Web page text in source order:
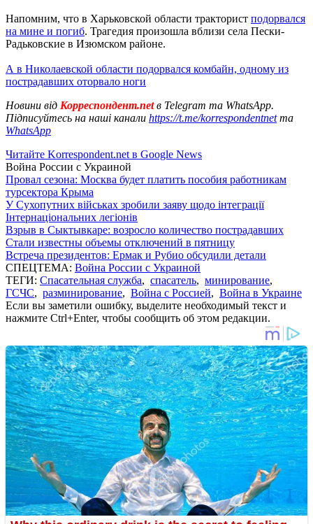
Напомним, что в Харьковской области тракторист подорвался
на мине и погиб. Трагедия произошла вблизи села Пески-
Радьковские в Изюмском районе.
А в Николаевской области подорвался комбайн, одному из
пострадавших оторвало ноги
Новини від Корреспондент.netв Telegram та WhatsApp.
Підписуйтесь на наші канали https://t.me/korrespondentnetта
WhatsApp
Читайте Korrespondent.net в Google News
Война России с Украиной
Провал сезона: Москва будет платить пособия работникам
турсектора Крыма
У Сухопутних військах зробили заяву щодо інтеграції
Інтернаціональних легіонів
Взрыв в Сыктывкаре: возросло количество пострадавших
Стали известны объемы отключений в пятницу
Встреча президентов: Ермак и Рубио обсудили детали
СПЕЦТЕМА: Война России с Украиной
ТЕГИ: Спасательная служба, спасатель, минирование,
ГСЧС, разминирование, Война с Россией, Война в Украине
Если вы заметили ошибку, выделите необходимый текст и
нажмите Ctrl+Enter, чтобы сообщить об этом редакции.